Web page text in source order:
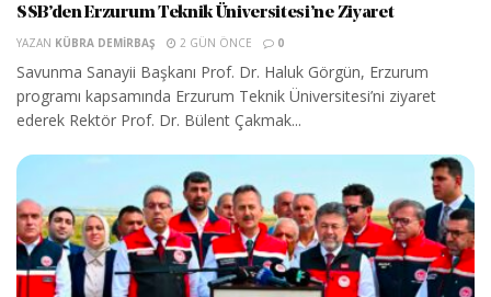
SSB’den Erzurum Teknik Üniversitesi’ne Ziyaret
YAZAN KÜBRA DEMIRBAŞ 2 GÜN ÖNCE 0
Savunma Sanayii Başkanı Prof. Dr. Haluk Görgün, Erzurum
programı kapsamında Erzurum Teknik Üniversitesi’ni ziyaret
ederek Rektör Prof. Dr. Bülent Çakmak...